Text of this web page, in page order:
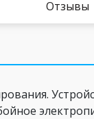
Отзывы